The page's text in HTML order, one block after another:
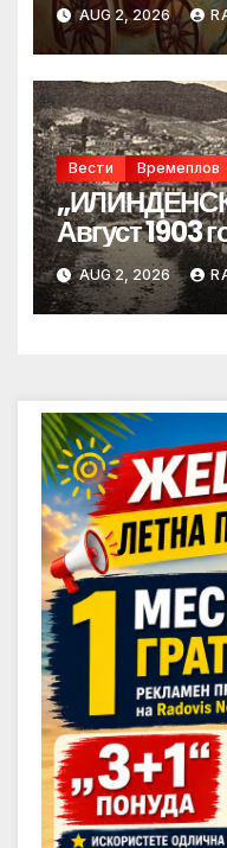
AUG 2, 2026
Вести Времеплов
Август 1903
AUG 2, 2026